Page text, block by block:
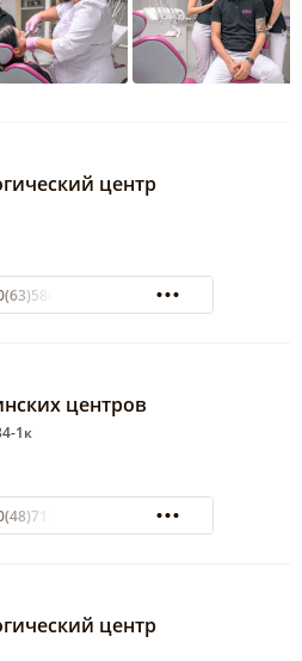
центр
59-88
центров
1к
79-77
центр